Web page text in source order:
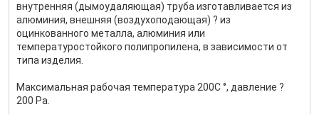
внутренняя (дымоудаляющая) труба изготавливается из
алюминия, внешняя (воздухоподающая) ? из
оцинкованного металла, алюминия или
температуростойкого полипропилена, в зависимости от
типа изделия.
Максимальная рабочая температура 200С °, давление ?
200 Ра.